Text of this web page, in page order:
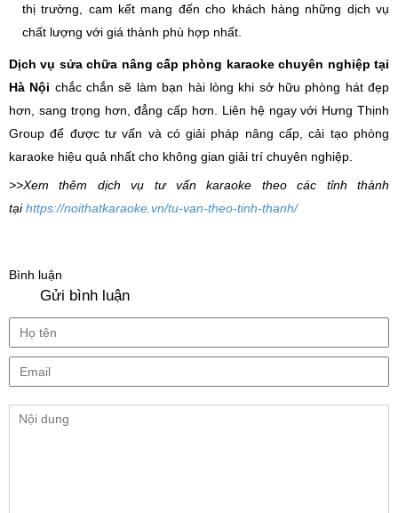
thị trường, cam kết mang đến cho khách hàng những dịch vụ
chất lượng với giá thành phù hợp nhất.
Dịch vụ sửa chữa nâng cấp phòng karaoke chuyên nghiệp tại
Hà Nội chắc chắn sẽ làm bạn hài lòng khi sở hữu phòng hát đẹp
hơn, sang trọng hơn, đẳng cấp hơn. Liên hệ ngay với Hưng Thịnh
Group để được tư vấn và có giải pháp nâng cấp, cải tạo phòng
karaoke hiệu quả nhất cho không gian giải trí chuyên nghiệp.
>>Xem thêm dịch vụ tư vấn karaoke theo các tỉnh thành
tạihttps://noithatkaraoke.vn/tu-van-theo-tinh-thanh/
Bình luận
Gửi bình luận